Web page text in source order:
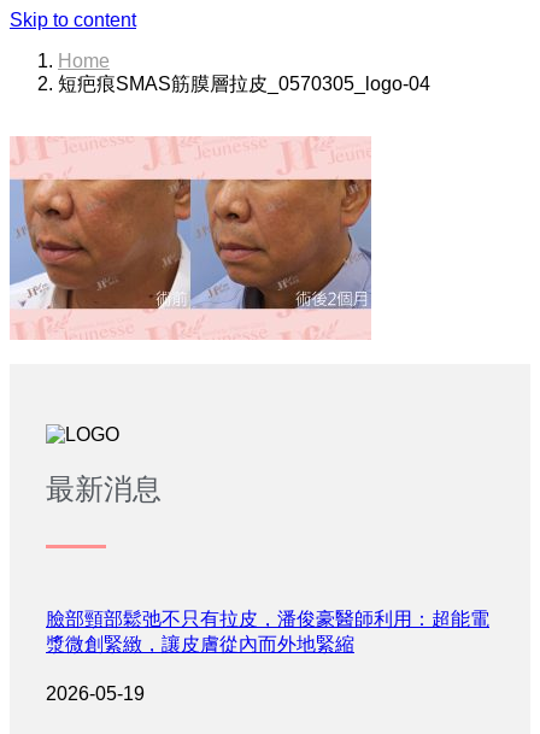
Skip to content
Home
短疤痕SMAS筋膜層拉皮_0570305_logo-04
最新消息
臉部頸部鬆弛不只有拉皮，潘俊豪醫師利用：超能電
漿微創緊緻，讓皮膚從內而外地緊縮
2026-05-19